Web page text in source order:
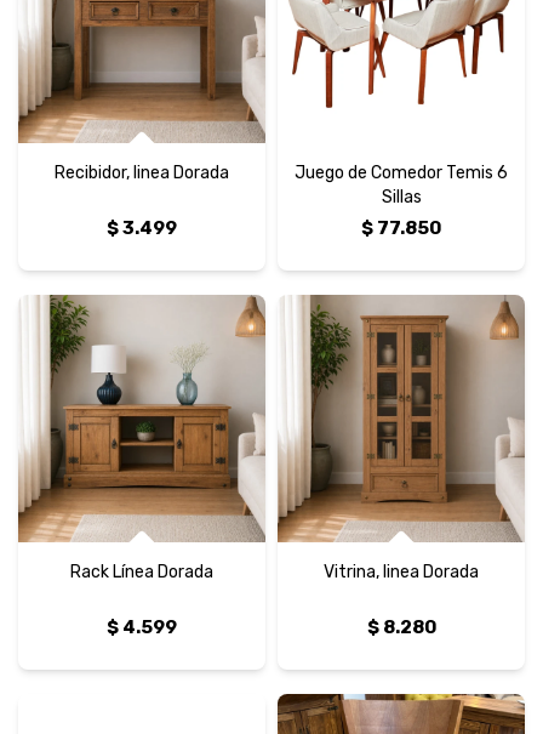
Recibidor, linea Dorada
$3.499
Juego de Comedor Temis 6
Sillas
$ 77.850
Rack Línea Dorada
$ 4.599
Vitrina, linea Dorada
$ 8.280